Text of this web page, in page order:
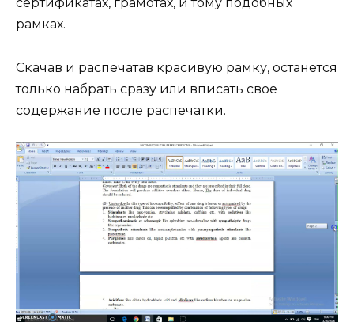
сертификатах, грамотах, и тому подобных
рамках.
Скачав и распечатав красивую рамку, останется
только набрать сразу или вписать свое
содержание после распечатки.